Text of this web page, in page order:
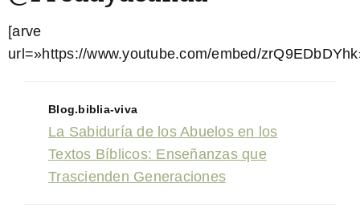
[arve
url=»https://www.youtube.com/embed/
Blog.biblia-viva
La Sabiduría de los Abuelos en los
Textos Bíblicos: Enseñanzas que
Trascienden Generaciones